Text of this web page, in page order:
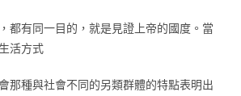
都有同一目的，就是見證上帝的國度。當
活方式
那種與社會不同的另類群體的特點表明出